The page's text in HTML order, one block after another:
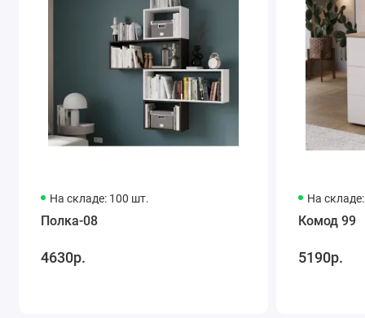
На складе: 100 шт.
Полка-08
4630р.
На
Комод 99
5190р.